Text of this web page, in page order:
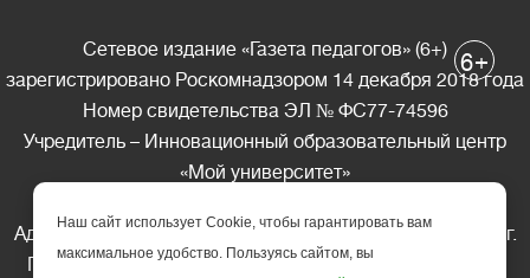
Сетевое издание «Газета педагогов» (6+)
зарегистрировано Роскомнадзором 14 декабря 2018 года
Номер свидетельства ЭЛ № ФС77-74596
Учредитель – Инновационный образовательный центр
«Мой университет»
Адрес редакции: 185035 Россия, Республика Карелия, г.
Петрозаводск, ул. Фридриха Энгельса д.10, офис 211
6+
Наш сайт использует Cookie, чтобы гарантировать вам
максимальное удобство. Пользуясь сайтом, вы